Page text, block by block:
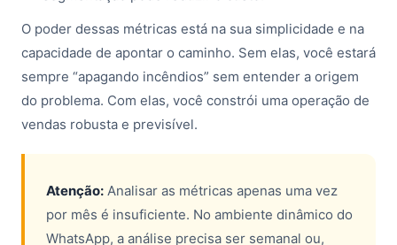
O poder dessas métricas está na sua simplicidade e na
capacidade de apontar o caminho. Sem elas, você estará
sempre “apagando incêndios” sem entender a origem
do problema. Com elas, você constrói uma operação de
vendas robusta e previsível.
Atenção: Analisar as métricas apenas uma vez
por mês é insuficiente. No ambiente dinâmico do
WhatsApp, a análise precisa ser semanal ou,